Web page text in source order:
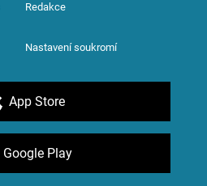
Redakce
Nastavení soukromí
App Store
Google Play